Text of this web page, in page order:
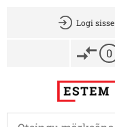
Logi sisse
0